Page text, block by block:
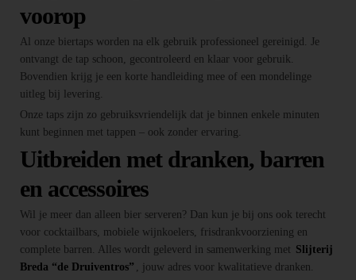
voorop
Al onze biertaps worden na elk gebruik professioneel gereinigd. Je
ontvangt de tap schoon, gecontroleerd en klaar voor gebruik.
Bovendien krijg je een korte handleiding mee of een mondelinge
uitleg bij levering.
Onze taps zijn zo gebruiksvriendelijk dat je binnen enkele minuten
kunt beginnen met tappen – ook zonder ervaring.
Uitbreiden met dranken, barren
en accessoires
Wil je meer dan alleen bier serveren? Dan kun je bij ons ook terecht
voor cocktailbars, mobiele wijnkoelers, frisdrankvoorziening en
complete barren. Alles wordt geleverd in samenwerking met Slijterij
Breda “de Druiventros”
, jouw adres voor kwalitatieve dranken.